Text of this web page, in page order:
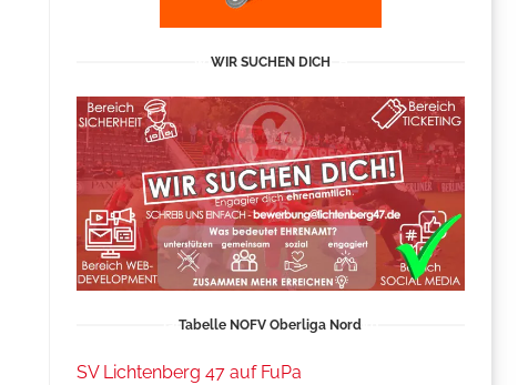
WIR SUCHEN DICH
Tabelle NOFV Oberliga Nord
SV Lichtenberg 47 auf FuPa